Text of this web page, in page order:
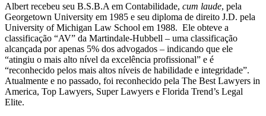
Albert recebeu seu B.S.B.A em Contabilidade, cum laude, pela
Georgetown University em 1985 e seu diploma de direito J.D. pela
University of Michigan Law School em 1988. Ele obteve a
classificação “AV” da Martindale-Hubbell – uma classificação
alcançada por apenas 5% dos advogados – indicando que ele
“atingiu o mais alto nível da excelência profissional” e é
“reconhecido pelos mais altos níveis de habilidade e integridade”.
Atualmente e no passado, foi reconhecido pela The Best Lawyers in
America, Top Lawyers, Super Lawyers e Florida Trend’s Legal
Elite.